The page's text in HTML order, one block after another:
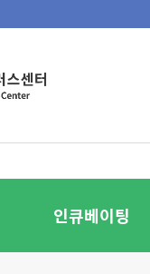
인큐베이팅